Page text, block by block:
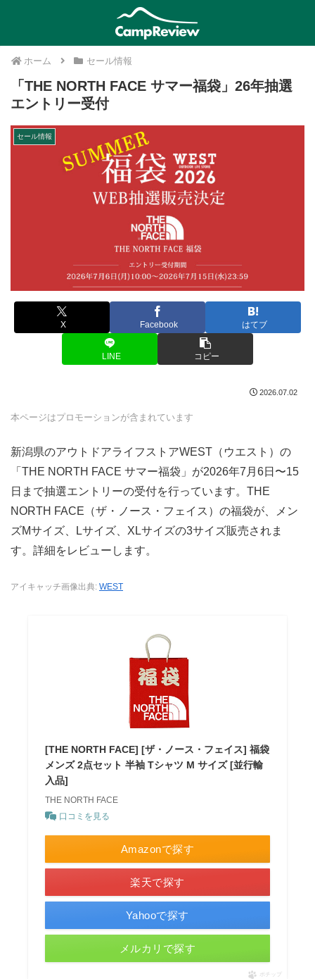
ホーム セール情報
「THE NORTH FACE サマー福袋」26年抽選
エントリー受付
セール情報
X Facebook はてブ
LINE コピー
2026.07.02
本ページはプロモーションが含まれています
新潟県のアウトドアライフストアWEST（ウエスト）の
「THE NORTH FACE サマー福袋」が2026年7月6日〜15
日まで抽選エントリーの受付を行っています。THE
NORTH FACE（ザ・ノース・フェイス）の福袋が、メン
ズMサイズ、Lサイズ、XLサイズの3サイズ販売されま
す。詳細をレビューします。
アイキャッチ画像出典: WEST
[THE NORTH FACE] [ザ・ノース・フェイス] 福袋
メンズ 2点セット 半袖 Tシャツ M サイズ [並行輸
入品]
THE NORTH FACE
口コミを見る
Amazonで探す
楽天で探す
Yahooで探す
メルカリで探す
ポチップ